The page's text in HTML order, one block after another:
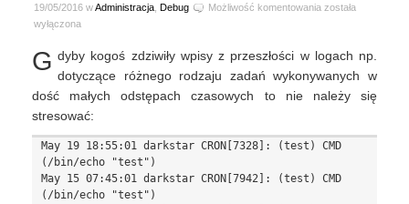
19/05/2016 wAdministracja Debug Możliwość komentowania Ubuntu
rsyslog
time
travel
została
wyłączona
G dyby kogoś zdziwiły wpisy z przeszłości w logach np.
dotyczące różnego rodzaju zadań wykonywanych w
dość małych odstępach czasowych to nie należy się
stresować:
May 19 18:55:01 darkstar CRON[7328]: (test) CMD
(/bin/echo "test")
May 15 07:45:01 darkstar CRON[7942]: (test) CMD
(/bin/echo "test")